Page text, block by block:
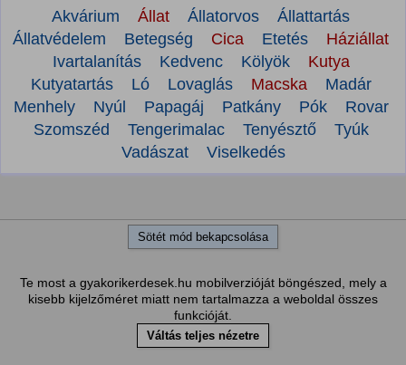
Akvárium Állat Állatorvos
Állattartás
Állatvédelem
Betegség Cica Etetés
Háziállat
Ivartalanítás
Kedvenc Kölyök
Kutya
Kutyatartás
Ló Lovaglás Macska
Madár
Menhely
Nyúl Papagáj Patkány Pók
Rovar
Szomszéd
Tengerimalac Tenyésztő
Tyúk
Vadászat
Viselkedés
Sötét mód bekapcsolása
Te most a gyakorikerdesek.hu mobilverzióját böngészed, mely a
kisebb kijelzőméret miatt nem tartalmazza a weboldal összes
funkcióját.
Váltás teljes nézetre